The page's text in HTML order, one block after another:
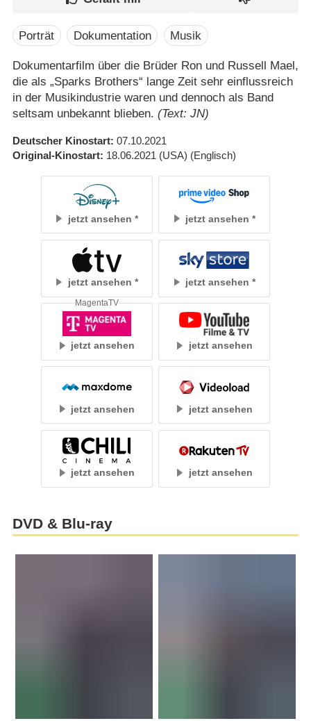
Porträt Dokumentation Musik
Dokumentarfilm über die Brüder Ron und Russell Mael,
die als „Sparks Brothers“ lange Zeit sehr einflussreich
in der Musikindustrie waren und dennoch als Band
seltsam unbekannt blieben. (Text: JN)
Deutscher Kinostart 07.10.2021
Original-Kinostart 18.06.2021 (USA) (Englisch)
jetzt ansehen jetzt ansehen
jetzt ansehen jetzt ansehen
jetzt ansehen
MagentaTV
jetzt ansehen
jetzt ansehen jetzt ansehen
jetzt ansehen jetzt ansehen
DVD & Blu-ray